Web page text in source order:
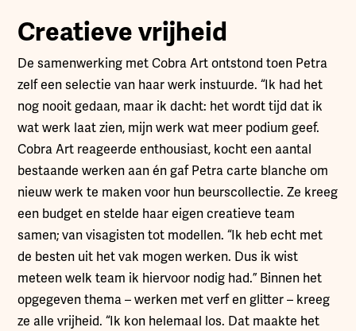
Creatieve vrijheid
De samenwerking met Cobra Art ontstond toen Petra
zelf een selectie van haar werk instuurde. “Ik had het
nog nooit gedaan, maar ik dacht: het wordt tijd dat ik
wat werk laat zien, mijn werk wat meer podium geef.
Cobra Art reageerde enthousiast, kocht een aantal
bestaande werken aan én gaf Petra carte blanche om
nieuw werk te maken voor hun beurscollectie. Ze kreeg
een budget en stelde haar eigen creatieve team
samen; van visagisten tot modellen. “Ik heb echt met
de besten uit het vak mogen werken. Dus ik wist
meteen welk team ik hiervoor nodig had.” Binnen het
opgegeven thema – werken met verf en glitter – kreeg
ze alle vrijheid. “Ik kon helemaal los. Dat maakte het